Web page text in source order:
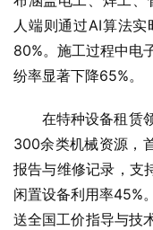
人端则通过AI算法
80%。施工过程中电
纷率显著下降65%。
在特种设备租赁
300余类机械资源，
报告与维修记录，支
闲置设备利用率45%
送全国工价指导与技